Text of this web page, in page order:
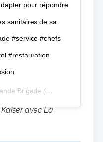
pour répondre
sanitaires de sa
#service #chefs
#restauration
Brigade (@lagrandebrigade) on
avec La